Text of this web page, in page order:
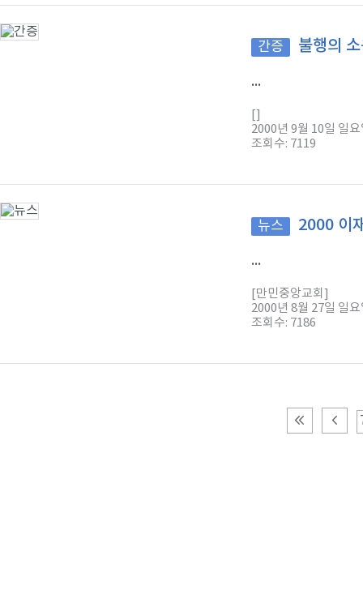
간증 불행의
...
[]
2000년 9월 10일 일요
조회수: 7119
뉴스 2000 이
...
[만민중앙교회]
2000년 8월 27일 일요
조회수: 7186